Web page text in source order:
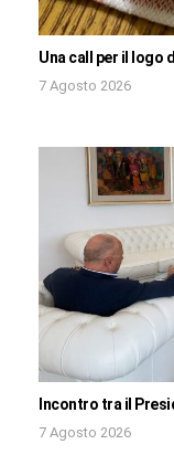
Una call per il logo
7 Agosto 2026
Incontro tra il
7 Agosto 2026